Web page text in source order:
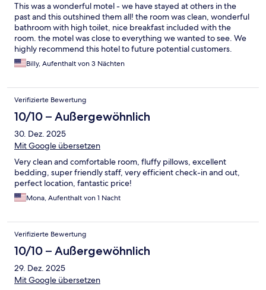
This was a wonderful motel - we have stayed at others in the
past and this outshined them all! the room was clean, wonderful
bathroom with high toilet, nice breakfast included with the
room. the motel was close to everything we wanted to see. We
highly recommend this hotel to future potential customers.
Billy, Aufenthalt von 3 Nächten
Verifizierte Bewertung
10/10 – Außergewöhnlich
30. Dez. 2025
Mit Google übersetzen
Very clean and comfortable room, fluffy pillows, excellent
bedding, super friendly staff, very efficient check-in and out,
perfect location, fantastic price!
Mona, Aufenthalt von 1 Nacht
Verifizierte Bewertung
10/10 – Außergewöhnlich
29. Dez. 2025
Mit Google übersetzen